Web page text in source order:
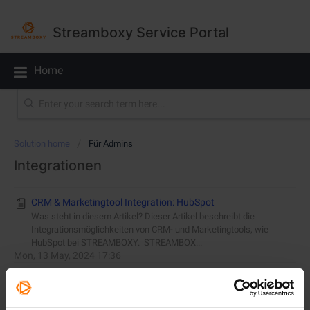
Streamboxy Service Portal
Home
Solution home Für Admins
Integrationen
CRM & Marketingtool Integration: HubSpot
Was steht in diesem Artikel? Dieser Artikel beschreibt die
Integrationsmöglichkeiten von CRM- und Marketingtools, wie
HubSpot bei STREAMBOXY. STREAMBOX...
Was steht in diesem Artikel? Dieser Artikel beschreibt die
Integrationsmöglichkeiten von dem CRM- und Marketingtool